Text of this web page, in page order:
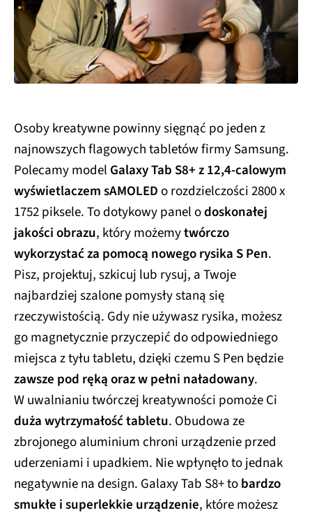
Osoby kreatywne powinny sięgnąć po jeden z
najnowszych flagowych tabletów firmy Samsung.
Polecamy model Galaxy Tab S8+ z 12,4-calowym
wyświetlaczem sAMOLEDo rozdzielczości 2800 x
1752 piksele. To dotykowy panel odoskonałej
jakości obrazu, który możemytwórczo
wykorzystać za pomocą nowego rysika S Pen.
Pisz, projektuj, szkicuj lub rysuj, a Twoje
najbardziej szalone pomysły staną się
rzeczywistością. Gdy nie używasz rysika, możesz
go magnetycznie przyczepić do odpowiedniego
miejsca z tyłu tabletu, dzięki czemu S Pen będzie
zawsze pod ręką oraz w pełni naładowany.
W uwalnianiu twórczej kreatywności pomoże Ci
duża wytrzymałość tabletu. Obudowa ze
zbrojonego aluminium chroni urządzenie przed
uderzeniami i upadkiem. Nie wpłynęło to jednak
negatywnie na design. Galaxy Tab S8+ tobardzo
smukłe i superlekkie urządzenie, które możesz